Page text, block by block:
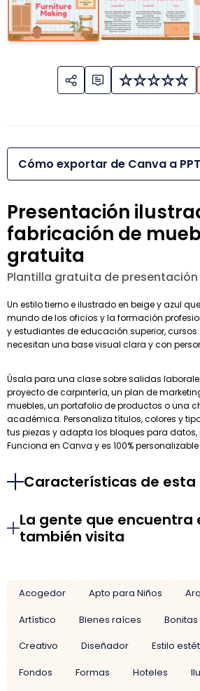
Cómo exportar de Canva a PPT
Presentación
fabricación de
gratuita
Plantilla gratuita de
Un estilo tierno e ilustrado en beige y azul
mundo de los oficios y la formación
y estudiantes de educación superior, cursos
necesitan una base visual clara y con
Úsala para una clase sobre salidas
proyecto de carpintería, un plan de
muebles, un portafolio de productos o una
académica. Personaliza títulos, colores y
tus piezas y adapta los bloques para
Funciona en Canva y es 100%
Características de
La gente que
también visita
Acogedor Apto para Niños
Artístico
Bienes raíces Bonitas
Creativo
Diseñador Estilo
Fondos
Formas Hoteles